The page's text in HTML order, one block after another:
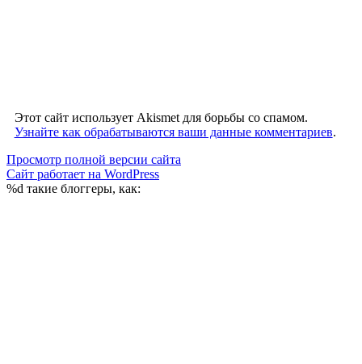
Этот сайт использует Akismet для борьбы со спамом.
Узнайте как обрабатываются ваши данные комментариев.
Просмотр полной версии сайта
Сайт работает на WordPress
%d такие блоггеры, как: